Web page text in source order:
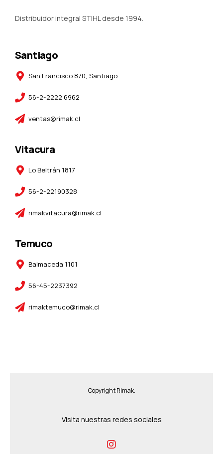
Distribuidor integral STIHL desde 1994.
Santiago
San Francisco 870, Santiago
56-2-2222 6962
ventas@rimak.cl
Vitacura
Lo Beltrán 1817
56-2-22190328
rimakvitacura@rimak.cl
Temuco
Balmaceda 1101
56-45-2237392
rimaktemuco@rimak.cl
Copyright Rimak.
Visita nuestras redes sociales